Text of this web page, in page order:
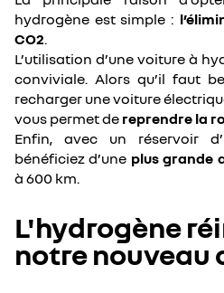
hydrogène est simple :
CO2.
L’utilisation d’une voiture à
conviviale. Alors qu’il faut
recharger une voiture
vous permet de reprendre la
Enfin, avec un réservoir
bénéficiez d’une plus grande
à 600 km.
L'hydrogène
notre nouveau